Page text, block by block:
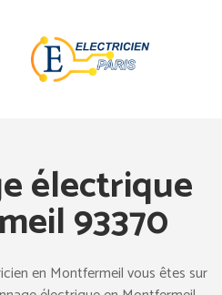
électrique
93370
en Montfermeil vous êtes sur